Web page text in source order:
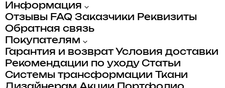
Информация
Отзывы FAQ Заказчики Реквизиты
Обратная связь
Покупателям
Гарантия и возврат Условия доставки
Рекомендации по уходу Статьи
Системы трансформации
Ткани